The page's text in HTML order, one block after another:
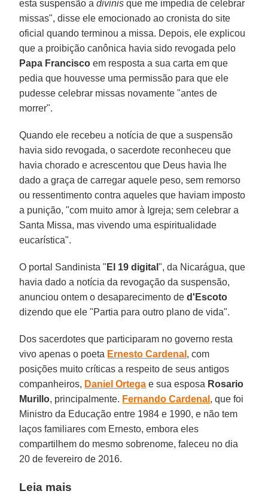
esta suspensão adivinis que me impedia de celebrar
missas", disse ele emocionado ao cronista do site
oficial quando terminou a missa. Depois, ele explicou
que a proibição canônica havia sido revogada pelo
Papa Francisco em resposta a sua carta em que
pedia que houvesse uma permissão para que ele
pudesse celebrar missas novamente "antes de
morrer".
Quando ele recebeu a notícia de que a suspensão
havia sido revogada, o sacerdote reconheceu que
havia chorado e acrescentou que Deus havia lhe
dado a graça de carregar aquele peso, sem remorso
ou ressentimento contra aqueles que haviam imposto
a punição, "com muito amor à Igreja; sem celebrar a
Santa Missa, mas vivendo uma espiritualidade
eucarística".
O portal Sandinista " El 19 digital", da Nicarágua, que
havia dado a notícia da revogação da suspensão,
anunciou ontem o desaparecimento ded'Escoto
dizendo que ele "Partia para outro plano de vida".
Dos sacerdotes que participaram no governo resta
vivo apenas o poeta Ernesto Cardenal , com
posições muito críticas a respeito de seus antigos
companheiros, Daniel Ortega e sua esposa Rosario
Murillo, principalmente. Fernando Cardenal , que foi
Ministro da Educação entre 1984 e 1990, e não tem
laços familiares com Ernesto, embora eles
compartilhem do mesmo sobrenome, faleceu no dia
20 de fevereiro de 2016.
Leia mais